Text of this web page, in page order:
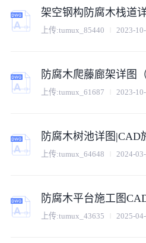
架空钢构防腐木栈道
上传:tumux_85440 2023-
防腐木爬藤廊架详图
上传:tumux_61687 2023-
防腐木树池详图|CAD
上传:tumux_64648 2024-
防腐木平台施工图
上传:tumux_43635 2025-